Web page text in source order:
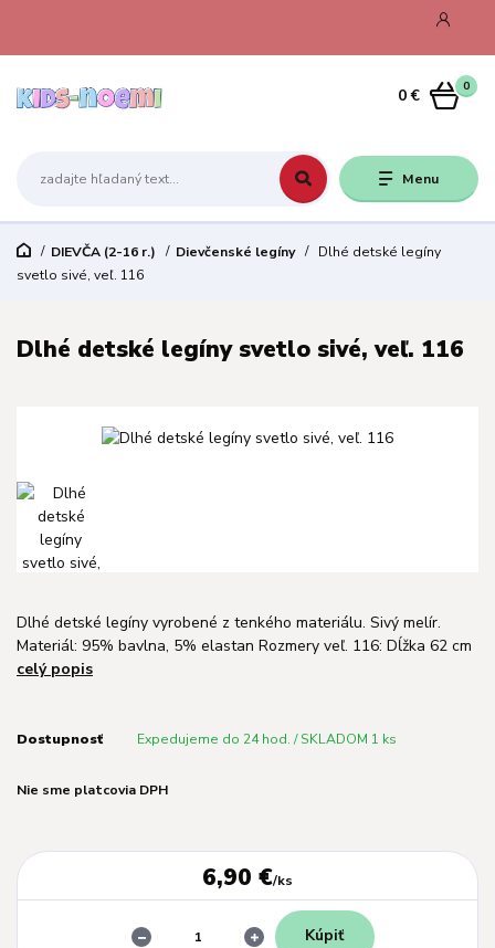
Menu
0
0 €
DIEVČA (2-16 r.) Dievčenské legíny
Dlhé detské legíny
svetlo sivé, veľ. 116
Dlhé detské legíny svetlo sivé, veľ. 116
Dlhé detské legíny vyrobené z tenkého materiálu. Sivý melír.
Materiál: 95% bavlna, 5% elastan Rozmery veľ. 116: Dĺžka 62 cm
celý popis
Dostupnosť Expedujeme do 24 hod. / SKLADOM 1 ks
Nie sme platcovia DPH
6,90 €/ks
Kúpiť